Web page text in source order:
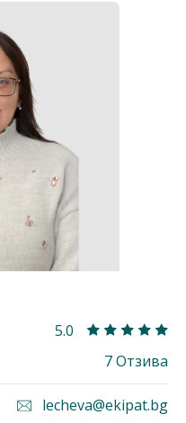
5.0
7 Отзива
lecheva@ekipat.bg